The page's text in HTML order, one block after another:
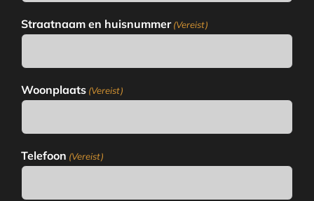
Straatnaam en huisnummer (Vereist)
Woonplaats (Vereist)
Telefoon (Vereist)